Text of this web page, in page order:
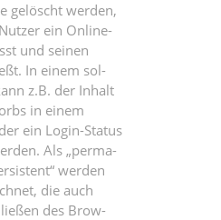
gelöscht wer­den,
ein Online­
und sei­nen
In einem sol­
z.B. der Inhalt
in einem
ein Log­in-Sta­tus
Als „per­ma­
wer­den
die auch
des Brow­